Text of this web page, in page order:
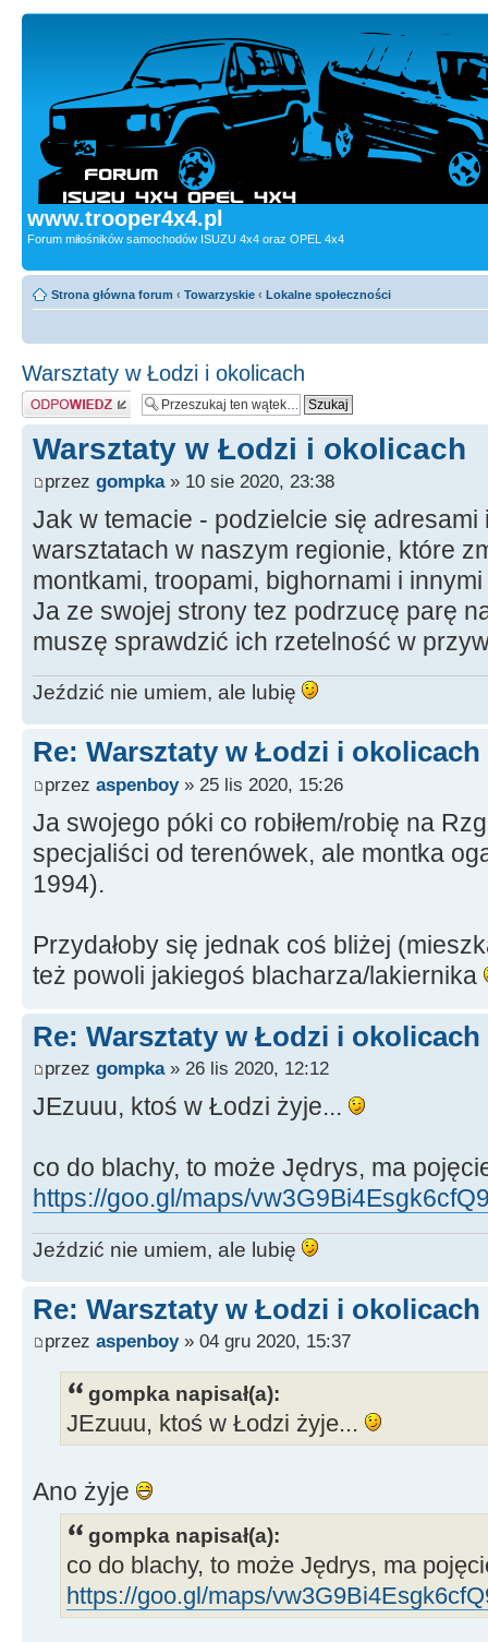
www.trooper4x4.pl
Forum miłośników samochodów ISUZU 4x4 oraz OPEL 4x4
Strona główna forum ‹ Towarzyskie ‹ Lokalne społeczności
Warsztaty w Łodzi i okolicach
Odpowiedz
Warsztaty w Łodzi i okolicach
przez gompka» 10 sie 2020, 23:38
Jak w temacie - podzielcie się
warsztatach w naszym regionie, które
montkami, troopami, bighornami i
Ja ze swojej strony tez podrzucę parę
muszę sprawdzić ich rzetelność w
Jeździć nie umiem, ale lubię
Re: Warsztaty w Łodzi i okolicach
przez aspenboy» 25 lis 2020, 15:26
Ja swojego póki co robiłem/robię na
specjaliści od terenówek, ale montka
1994).
Przydałoby się jednak coś bliżej
też powoli jakiegoś blacharza/lakiernika
Re: Warsztaty w Łodzi i okolicach
przez gompka» 26 lis 2020, 12:12
JEzuuu, ktoś w Łodzi żyje...
co do blachy, to może Jędrys, ma
https://goo.gl/maps/
Jeździć nie umiem, ale lubię
Re: Warsztaty w Łodzi i okolicach
przez aspenboy» 04 gru 2020, 15:37
gompka napisał(a):
JEzuuu, ktoś w Łodzi żyje...
Ano żyje
gompka napisał(a):
co do blachy, to może Jędrys, ma
https://goo.gl/maps/